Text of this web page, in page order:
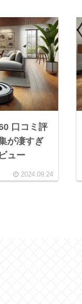
口コミ評
が凄すぎ
ュー
2024.09.24